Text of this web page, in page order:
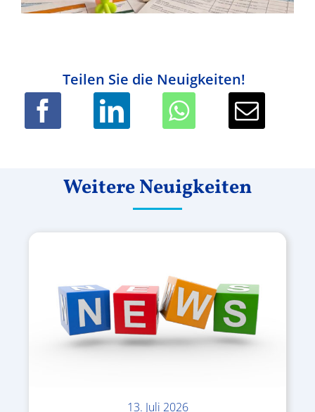
Teilen Sie die Neuigkeiten!
Weitere Neuigkeiten
13. Juli 2026